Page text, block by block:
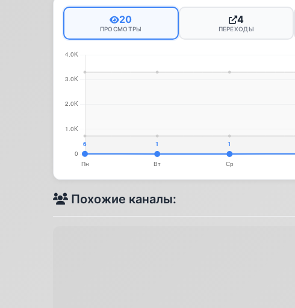
20
ПРОСМОТРЫ
4
ПЕРЕХОДЫ
Похожие каналы: